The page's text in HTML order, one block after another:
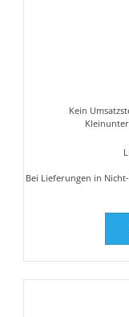
Kein
Bei Lieferungen in